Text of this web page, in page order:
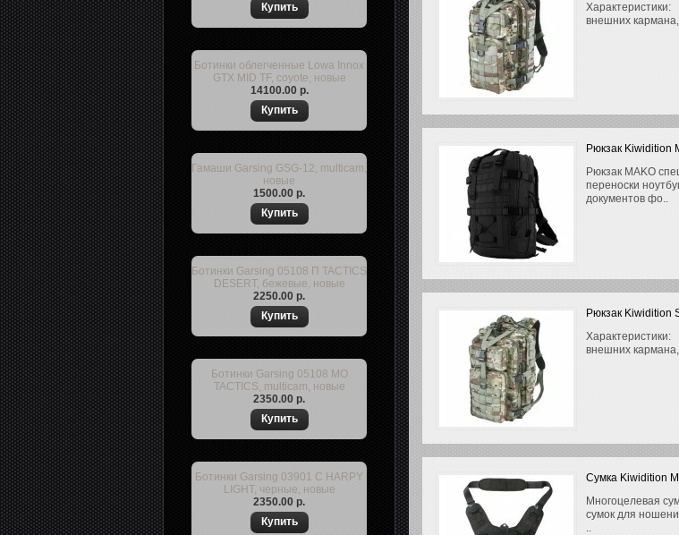
Ботинки облегченные Lowa Innox
GTX MID TF, coyote, новые
14100.00 р.
Гамаши Garsing GSG-12, multicam,
новые
1500.00 р.
Ботинки Garsing 05108 П TACTICS
DESERT, бежевые, новые
2250.00 р.
Ботинки Garsing 05108 МО
TACTICS, multicam, новые
2350.00 р.
Ботинки Garsing 03901 С HARPY
LIGHT, черные, новые
2350.00 р.
внешних
Рюкзак Kiwidition
Рюкзак MAKO
переноски
документов фо..
Рюкзак Kiwidition
внешних
Сумка Kiwidition
Многоцелевая
сумок для
..